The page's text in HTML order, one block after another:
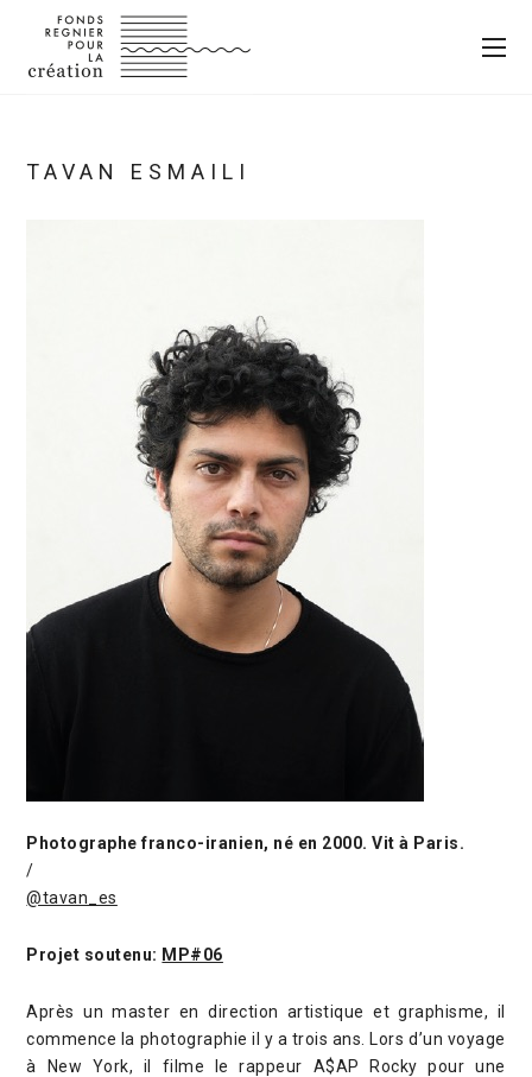
TAVAN ESMAILI
Photographe franco-iranien, né en 2000. Vit à Paris.
/
@tavan_es
Projet soutenu: MP#06
Après un master en direction artistique et graphisme, il
commence la photographie il y a trois ans. Lors d’un voyage
à New York, il filme le rappeur A$AP Rocky pour une